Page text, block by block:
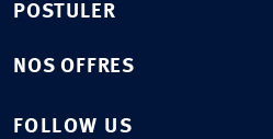
POSTULER
NOS OFFRES
FOLLOW US